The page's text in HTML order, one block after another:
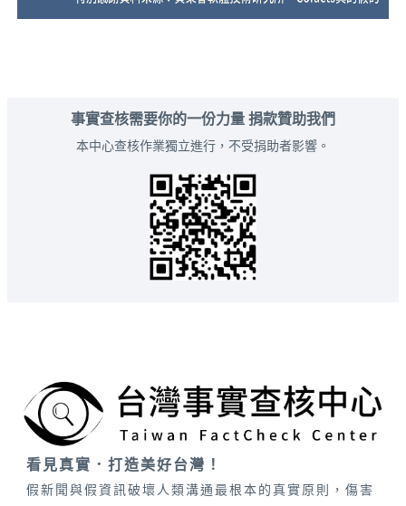
事實查核需要你的一份力量 捐款贊助我們
本中心查核作業獨立進行，不受捐助者影響。
看見真實．打造美好台灣！
假新聞與假資訊破壞人類溝通最根本的真實原則，傷害